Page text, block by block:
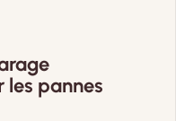
les pannes